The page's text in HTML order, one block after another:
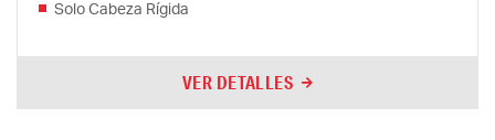
Solo Cabeza Rígida
VER DETALLES